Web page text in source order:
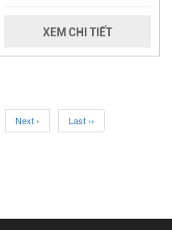
XEM CHI TIẾT
Next › Last ››